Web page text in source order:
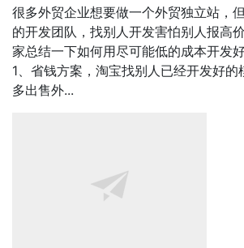
很多外贸企业想要做一个外贸独立站，
的开发团队，找别人开发害怕别人报高
家总结一下如何用尽可能低的成本开发
1、省钱方案，淘宝找别人已经开发好的
多出售外...